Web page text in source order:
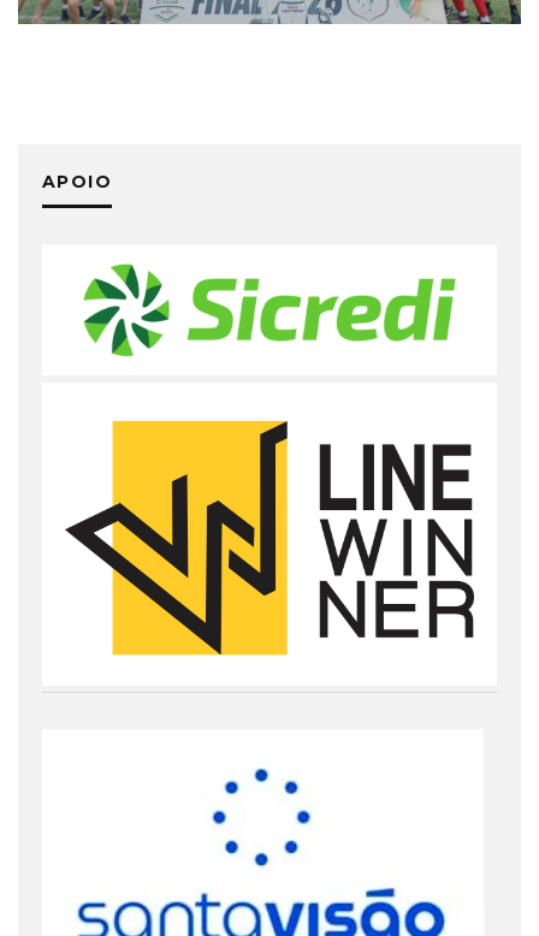
APOIO